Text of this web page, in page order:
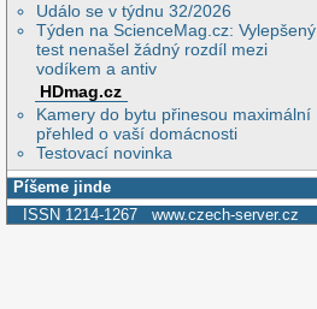
Událo se v týdnu 32/2026
Týden na ScienceMag.cz: Vylepšený
test nenašel žádný rozdíl mezi
vodíkem a antiv
HDmag.cz
Kamery do bytu přinesou maximální
přehled o vaší domácnosti
Testovací novinka
Píšeme jinde
ISSN 1214-1267 www.czech-server.cz